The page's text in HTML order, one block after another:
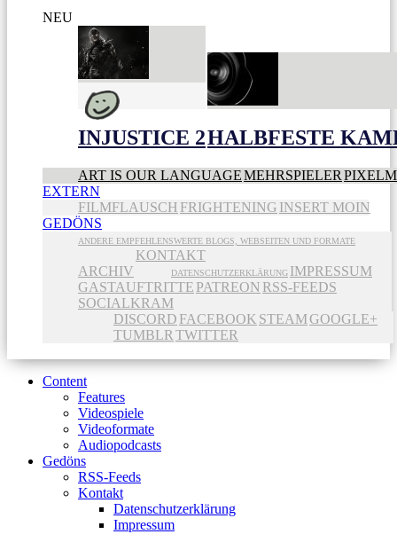
NEU
INJUSTICE 2HALBFESTE
ART IS OUR LANGUAGEMEHRSPIELER
EXTERN
FILMFLAUSCH FRIGHTENING INSERT MOIN
GEDÖNS
ANDERE EMPFEHLENSWERTE BLOGS, WEBSEITEN UND FORMATE
ARCHIV
KONTAKT
DATENSCHUTZERKLÄRUNG IMPRESSUM
GASTAUFTRITTE PATREON RSS-FEEDS
SOCIALKRAM
DISCORD FACEBOOK STEAMGOOGLE+
TUMBLR TWITTER
Content
Features
Videospiele
Videoformate
Audiopodcasts
Gedöns
RSS-Feeds
Kontakt
Datenschutzerklärung
Impressum